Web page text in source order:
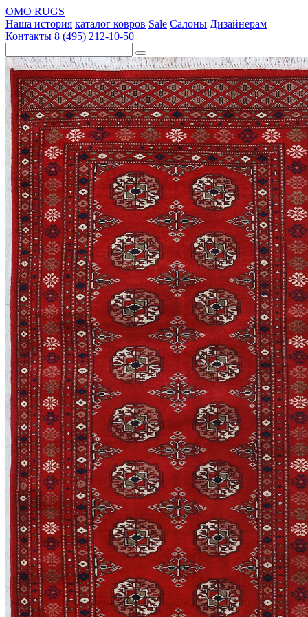
OMO RUGS
Наша история каталог ковров Sale Салоны Дизайнерам
Контакты 8 (495) 212-10-50